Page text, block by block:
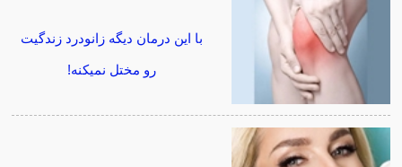
با این درمان دیگه زانودرد زندگیت
رو مختل نمیکنه!